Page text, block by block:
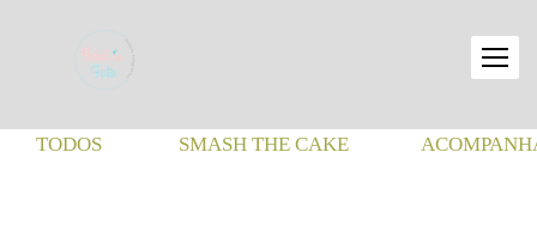
TODOS SMASH THE CAKE